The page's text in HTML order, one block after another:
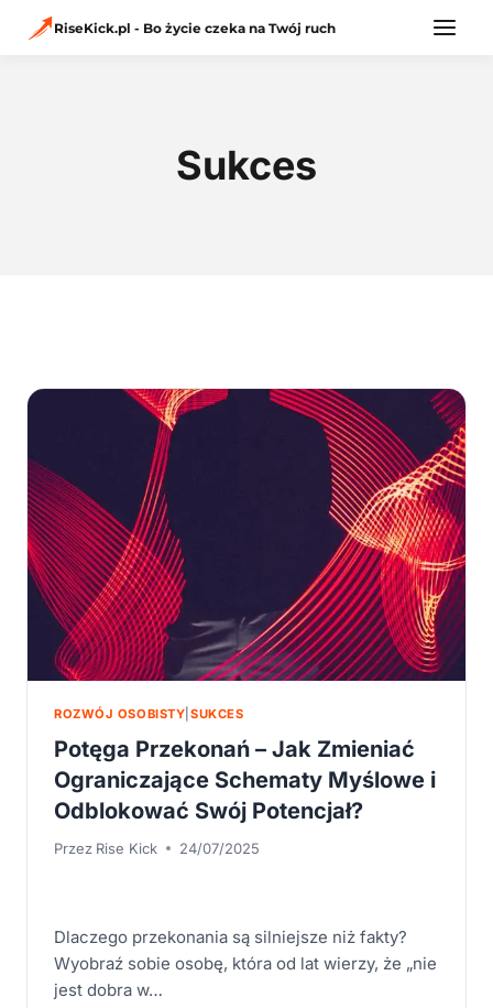
RiseKick.pl - Bo życie czeka na Twój ruch
Sukces
ROZWÓJ OSOBISTY SUKCES
Potęga Przekonań – Jak Zmieniać
Ograniczające Schematy Myślowe i
Odblokować Swój Potencjał?
Przez Rise Kick 24/07/2025
Dlaczego przekonania są silniejsze niż fakty?
Wyobraź sobie osobę, która od lat wierzy, że „nie
jest dobra w…